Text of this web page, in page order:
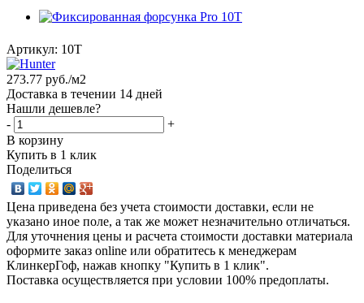
Артикул: 10T
273.77 руб./м2
Доставка в течении 14 дней
Нашли дешевле?
-
+
В корзину
Купить в 1 клик
Поделиться
Цена приведена без учета стоимости доставки, если не
указано иное поле, а так же может незначительно отличаться.
Для уточнения цены и расчета стоимости доставки материала
оформите заказ online или обратитесь к менеджерам
КлинкерГоф, нажав кнопку "Купить в 1 клик".
Поставка осуществляется при условии 100% предоплаты.